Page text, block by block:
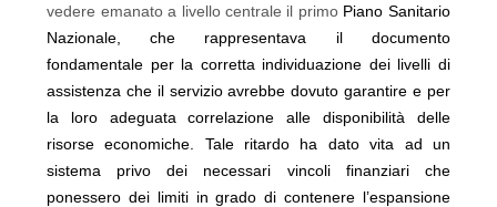
vedere emanato a livello centrale il primo Piano Sanitario
Nazionale, che rappresentava il documento
fondamentale per la corretta individuazione dei livelli di
assistenza che il servizio avrebbe dovuto garantire e per
la loro adeguata correlazione alle disponibilità delle
risorse economiche. Tale ritardo ha dato vita ad un
sistema privo dei necessari vincoli finanziari che
ponessero dei limiti in grado di contenere l’espansione